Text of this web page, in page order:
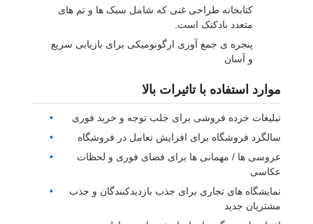
کتابخانه طراحی غنی که شامل سبک ها و تم های
متعدد بادکنک است.
پنجره ی جمع آوری ارگونومیکی برای بازیابی سریع
و آسان
موارد استفاده با تاثیرات بالا
تبلیغات خرده فروشی برای جلب توجه و خرید فوری
سالگرد فروشگاه برای افزایش تعامل در فروشگاه
عروسی ها / مهمانی ها برای فضای فوری و لحظات
عکاسی
نمایشگاه های تجاری برای جذب بازدیدکنندگان و جذب
مشتریان جدید